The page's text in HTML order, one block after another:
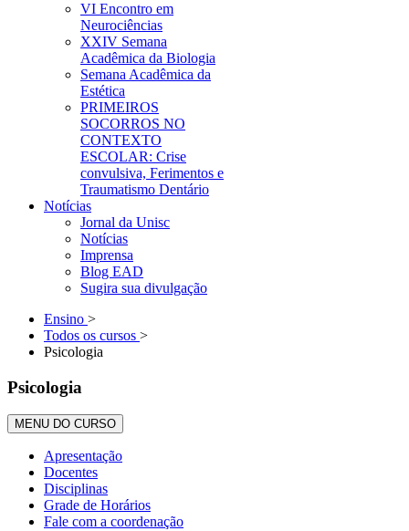
VI Encontro em
Neurociências
XXIV Semana
Acadêmica da Biologia
Semana Acadêmica da
Estética
PRIMEIROS
SOCORROS NO
CONTEXTO
ESCOLAR: Crise
convulsiva, Ferimentos e
Traumatismo Dentário
Notícias
Jornal da Unisc
Notícias
Imprensa
Blog EAD
Sugira sua divulgação
Ensino >
Todos os cursos >
Psicologia
Psicologia
MENU DO CURSO
Apresentação
Docentes
Disciplinas
Grade de Horários
Fale com a coordenação